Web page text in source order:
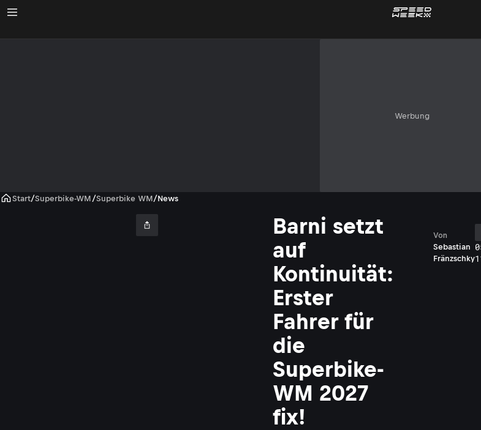
Werbung
Start/Superbike-WM /Superbike WM/News
Barni setzt
auf
Kontinuität:
Erster
Fahrer für
die
Superbike-
WM 2027
fix!
Sebastian
Fränzschky
Von